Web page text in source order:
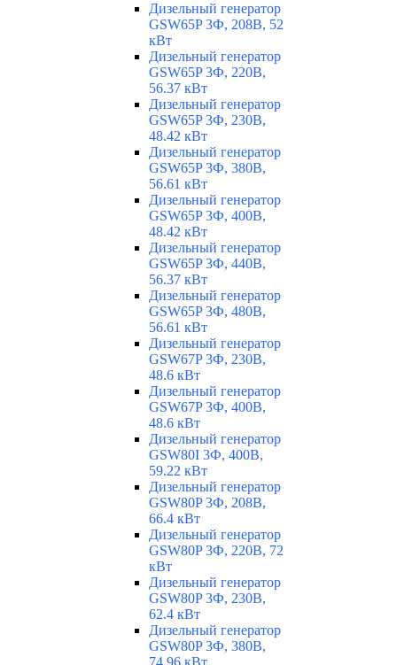
Дизельный генератор
GSW65P 3Ф, 208В, 52
кВт
Дизельный генератор
GSW65P 3Ф, 220В,
56.37 кВт
Дизельный генератор
GSW65P 3Ф, 230В,
48.42 кВт
Дизельный генератор
GSW65P 3Ф, 380В,
56.61 кВт
Дизельный генератор
GSW65P 3Ф, 400В,
48.42 кВт
Дизельный генератор
GSW65P 3Ф, 440В,
56.37 кВт
Дизельный генератор
GSW65P 3Ф, 480В,
56.61 кВт
Дизельный генератор
GSW67P 3Ф, 230В,
48.6 кВт
Дизельный генератор
GSW67P 3Ф, 400В,
48.6 кВт
Дизельный генератор
GSW80I 3Ф, 400В,
59.22 кВт
Дизельный генератор
GSW80P 3Ф, 208В,
66.4 кВт
Дизельный генератор
GSW80P 3Ф, 220В, 72
кВт
Дизельный генератор
GSW80P 3Ф, 230В,
62.4 кВт
Дизельный генератор
GSW80P 3Ф, 380В,